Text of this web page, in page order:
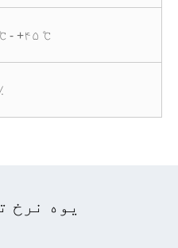
-۱۰ ℃ -
یوه نرخ